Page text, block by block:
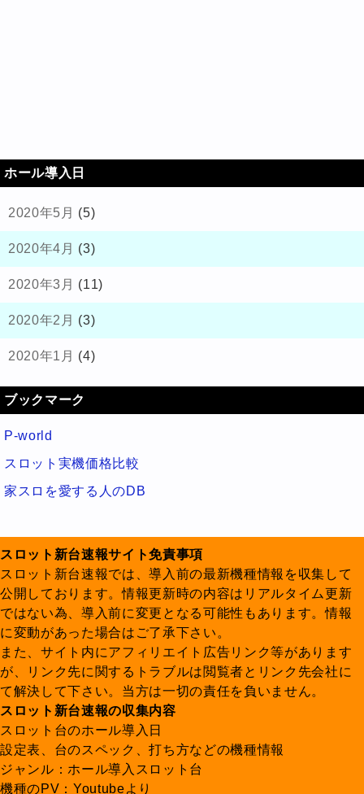
ホール導入日
2020年5月 (5)
2020年4月 (3)
2020年3月 (11)
2020年2月 (3)
2020年1月 (4)
ブックマーク
P-world
スロット実機価格比較
家スロを愛する人のDB
スロット新台速報サイト免責事項
スロット新台速報では、導入前の最新機種情報を収集して
公開しております。情報更新時の内容はリアルタイム更新
ではない為、導入前に変更となる可能性もあります。情報
に変動があった場合はご了承下さい。
また、サイト内にアフィリエイト広告リンク等があります
が、リンク先に関するトラブルは閲覧者とリンク先会社に
て解決して下さい。当方は一切の責任を負いません。
スロット新台速報の収集内容
スロット台のホール導入日
設定表、台のスペック、打ち方などの機種情報
ジャンル：ホール導入スロット台
機種のPV：Youtubeより